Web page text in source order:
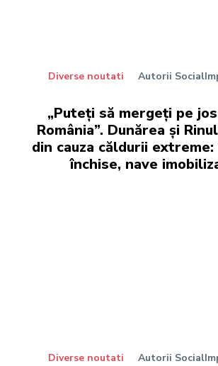
Diverse noutati Autorii
„Puteți să mergeți pe
România”. Dunărea și
din cauza căldurii
închise, nave
Diverse noutati Autorii